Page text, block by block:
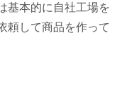
基本的に自社工場を
頼して商品を作って